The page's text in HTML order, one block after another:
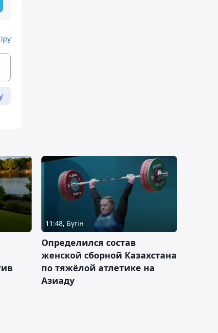
11:48, Бүгін
Определился состав
женской сборной Казахстана
по тяжёлой атлетике на
Азиаду